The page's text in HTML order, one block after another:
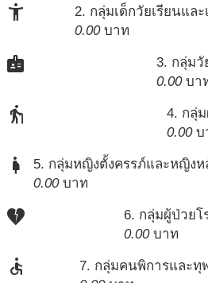
accessibility_new 2. กลุ่มเด็กวัยเรียนแล
0.00บาท
badge 3. กลุ่มวั
0.00บา
elderly 4. กลุ่
0.00บ
pregnant_woman 5. กลุ่มหญิงตั้งครรภ์และหญิงห
0.00บาท
heart_broken 6. กลุ่มผู้ป่วยโ
0.00บาท
accessible 7. กลุ่มคนพิการและทุ